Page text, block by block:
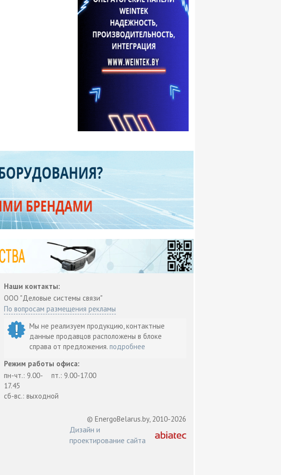
Наши контакты:
ООО "Деловые системы связи"
По вопросам размещения рекламы
Мы не реализуем продукцию, контактные
данные продавцов расположены в блоке
справа от предложения.подробнее
Режим работы офиса:
пн-чт.: 9.00-
17.45
пт.: 9.00-17.00
сб-вс.: выходной
© EnergoBelarus.by, 2010-2026
Дизайн и
проектирование сайта